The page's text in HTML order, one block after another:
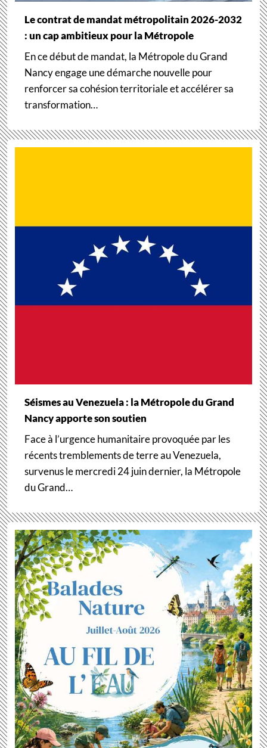
Le contrat de mandat métropolitain 2026-2032
: un cap ambitieux pour la Métropole
En ce début de mandat, la Métropole du Grand
Nancy engage une démarche nouvelle pour
renforcer sa cohésion territoriale et accélérer sa
transformation…
Séismes au Venezuela : la Métropole du Grand
Nancy apporte son soutien
Face à l’urgence humanitaire provoquée par les
récents tremblements de terre au Venezuela,
survenus le mercredi 24 juin dernier, la Métropole
du Grand…